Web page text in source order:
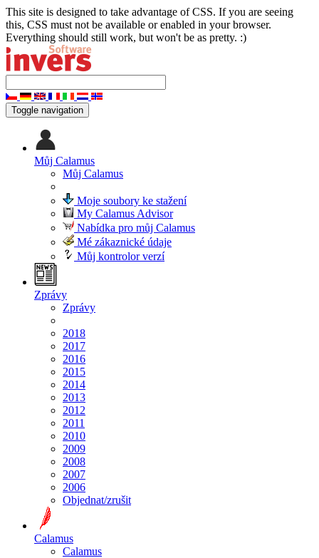
This site is designed to take advantage of CSS. If you are seeing
this, CSS must not be available or enabled in your browser.
Everything should still work, but won't be as pretty. :)
Toggle navigation
Můj Calamus
Můj Calamus
Moje soubory ke stažení
My Calamus Advisor
Nabídka pro můj Calamus
Mé zákaznické údaje
Můj kontrolor verzí
Zprávy
Zprávy
2018
2017
2016
2015
2014
2013
2012
2011
2010
2009
2008
2007
2006
Objednat/zrušit
Calamus
Calamus